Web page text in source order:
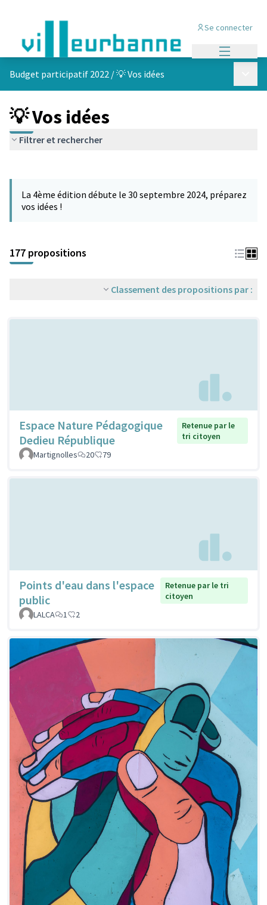
Se connecter
Budget participatif 2022 /💡 Vos idées
💡 Vos idées
Filtrer et rechercher
−
La 4ème édition débute le 30 septembre 2024, préparez
vos idées !
177 propositions
Classement des propositions par :
Espace Nature Pédagogique
Dedieu République
Retenue par le
tri citoyen
Martignolles
20 79
Points d'eau dans l'espace
public
Retenue par le tri
citoyen
LALCA
1 2